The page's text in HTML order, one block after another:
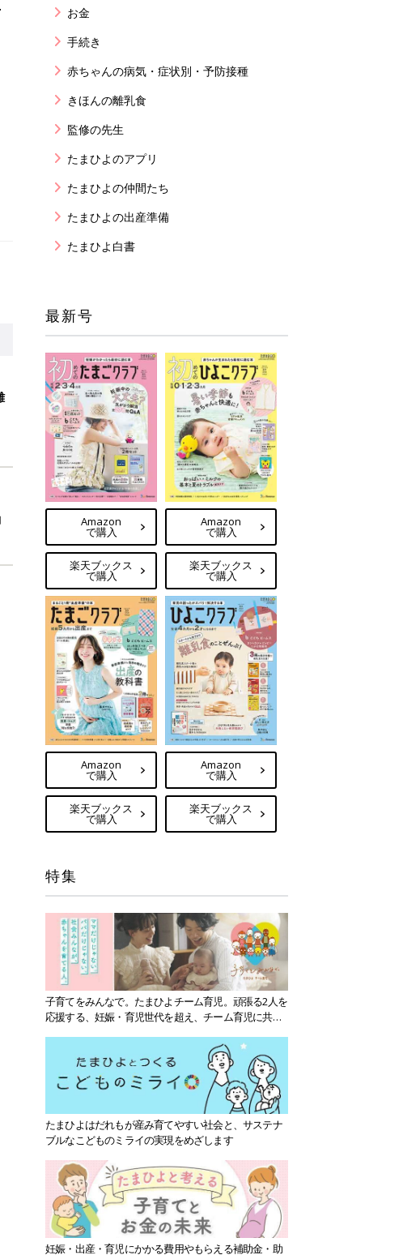
お金
手続き
赤ちゃんの病気・症状別・予防接種
きほんの離乳食
監修の先生
たまひよのアプリ
たまひよの仲間たち
たまひよの出産準備
たまひよ白書
最新号
Amazon
で購入
楽天ブックス
で購入
Amazon
で購入
楽天ブックス
で購入
Amazon
で購入
楽天ブックス
で購入
Amazon
で購入
楽天ブックス
で購入
特集
子育てをみんなで。たまひよチーム育児。頑張る2人を
応援する、妊娠・育児世代を超え、チーム育児に共感
たまひよはだれもが産み育てやすい社会と、サステナ
ブルなこどものミライの実現をめざします
妊娠・出産・育児にかかる費用やもらえる補助金・助